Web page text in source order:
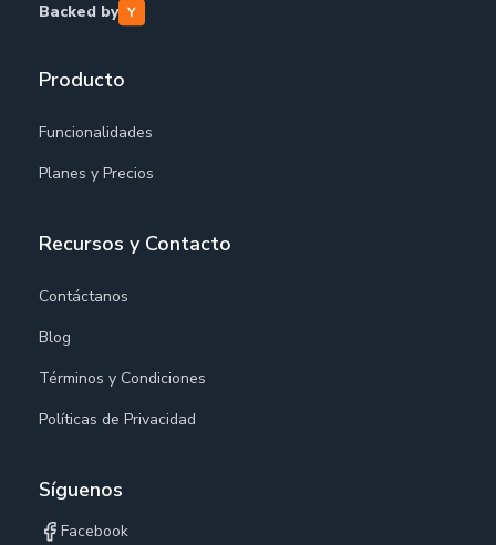
Backed by
Producto
Funcionalidades
Planes y Precios
Recursos y Contacto
Contáctanos
Blog
Términos y Condiciones
Políticas de Privacidad
Síguenos
Facebook